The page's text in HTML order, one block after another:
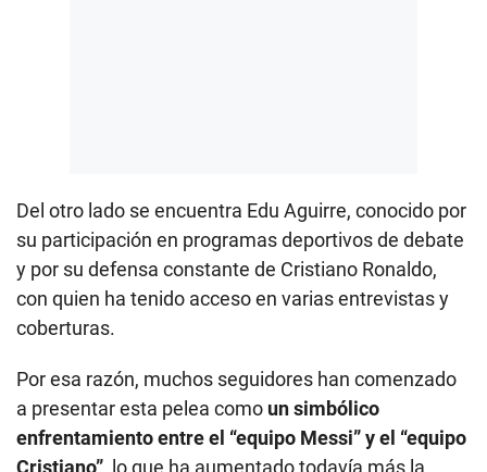
Del otro lado se encuentra Edu Aguirre, conocido por
su participación en programas deportivos de debate
y por su defensa constante de Cristiano Ronaldo,
con quien ha tenido acceso en varias entrevistas y
coberturas.
Por esa razón, muchos seguidores han comenzado
a presentar esta pelea como un simbólico
enfrentamiento entre el “equipo Messi” y el “equipo
Cristiano”, lo que ha aumentado todavía más la